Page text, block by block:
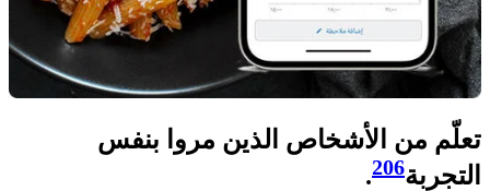
تعلّم من الأشخاص الذين مروا بنفس
التجربة206
.​